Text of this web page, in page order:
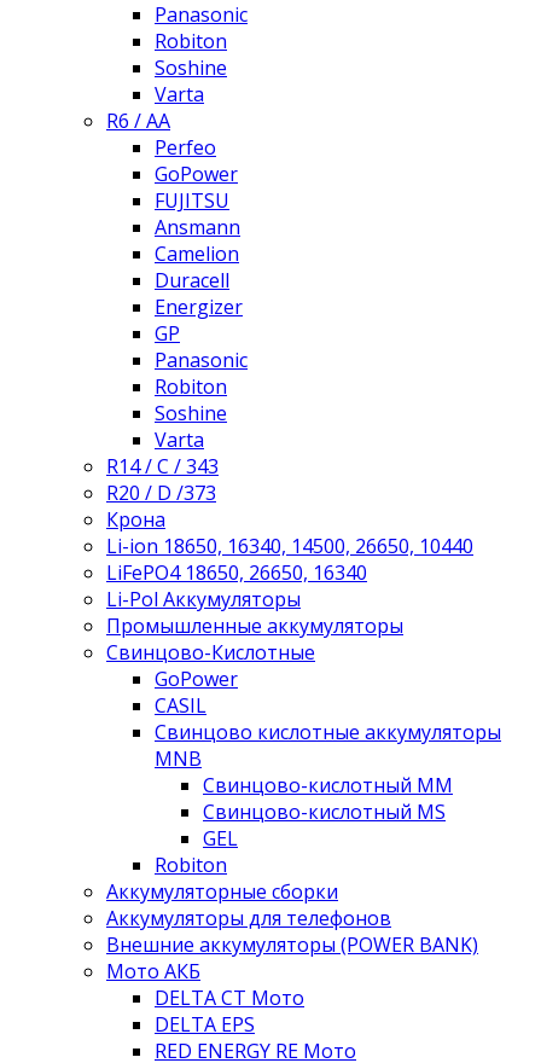
Panasonic
Robiton
Soshine
Varta
R6 / AA
Perfeo
GoPower
FUJITSU
Ansmann
Camelion
Duracell
Energizer
GP
Panasonic
Robiton
Soshine
Varta
R14 / C / 343
R20 / D /373
Крона
Li-ion 18650, 16340, 14500, 26650, 10440
LiFePO4 18650, 26650, 16340
Li-Pol Аккумуляторы
Промышленные аккумуляторы
Свинцово-Кислотные
GoPower
CASIL
Свинцово кислотные аккумуляторы
MNB
Cвинцово-кислотный MM
Cвинцово-кислотный MS
GEL
Robiton
Аккумуляторные сборки
Аккумуляторы для телефонов
Внешние аккумуляторы (POWER BANK)
Мото АКБ
DELTA CT Мото
DELTA EPS
RED ENERGY RE Мото